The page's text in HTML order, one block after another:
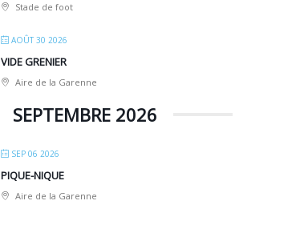
Stade de foot
AOÛT 30 2026
VIDE GRENIER
Aire de la Garenne
SEPTEMBRE 2026
SEP 06 2026
PIQUE-NIQUE
Aire de la Garenne